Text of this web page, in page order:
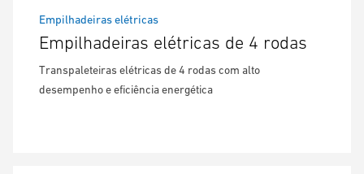
Empilhadeiras elétricas
Empilhadeiras elétricas de 4 rodas
Transpaleteiras elétricas de 4 rodas com alto
desempenho e eficiência energética